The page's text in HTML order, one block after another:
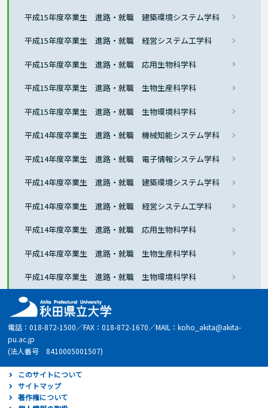
平成15年度卒業生 進路・就職 建築環境システム学科
平成15年度卒業生 進路・就職 経営システム工学科
平成15年度卒業生 進路・就職 応用生物科学科
平成15年度卒業生 進路・就職 生物生産科学科
平成15年度卒業生 進路・就職 生物環境科学科
平成14年度卒業生 進路・就職 機械知能システム学科
平成14年度卒業生 進路・就職 電子情報システム学科
平成14年度卒業生 進路・就職 建築環境システム学科
平成14年度卒業生 進路・就職 経営システム工学科
平成14年度卒業生 進路・就職 応用生物科学科
平成14年度卒業生 進路・就職 生物生産科学科
平成14年度卒業生 進路・就職 生物環境科学科
電話：018-872-1500／FAX：018-872-1670／MAIL：koho_akita@akita-
pu.ac.jp
(法人番号 8410005001507)
このサイトについて
サイトマップ
著作権について